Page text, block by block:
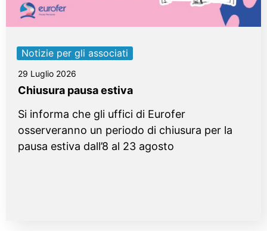
Notizie per gli associati
29 Luglio 2026
Chiusura pausa estiva
Si informa che gli uffici di Eurofer
osserveranno un periodo di chiusura per la
pausa estiva dall’8 al 23 agosto